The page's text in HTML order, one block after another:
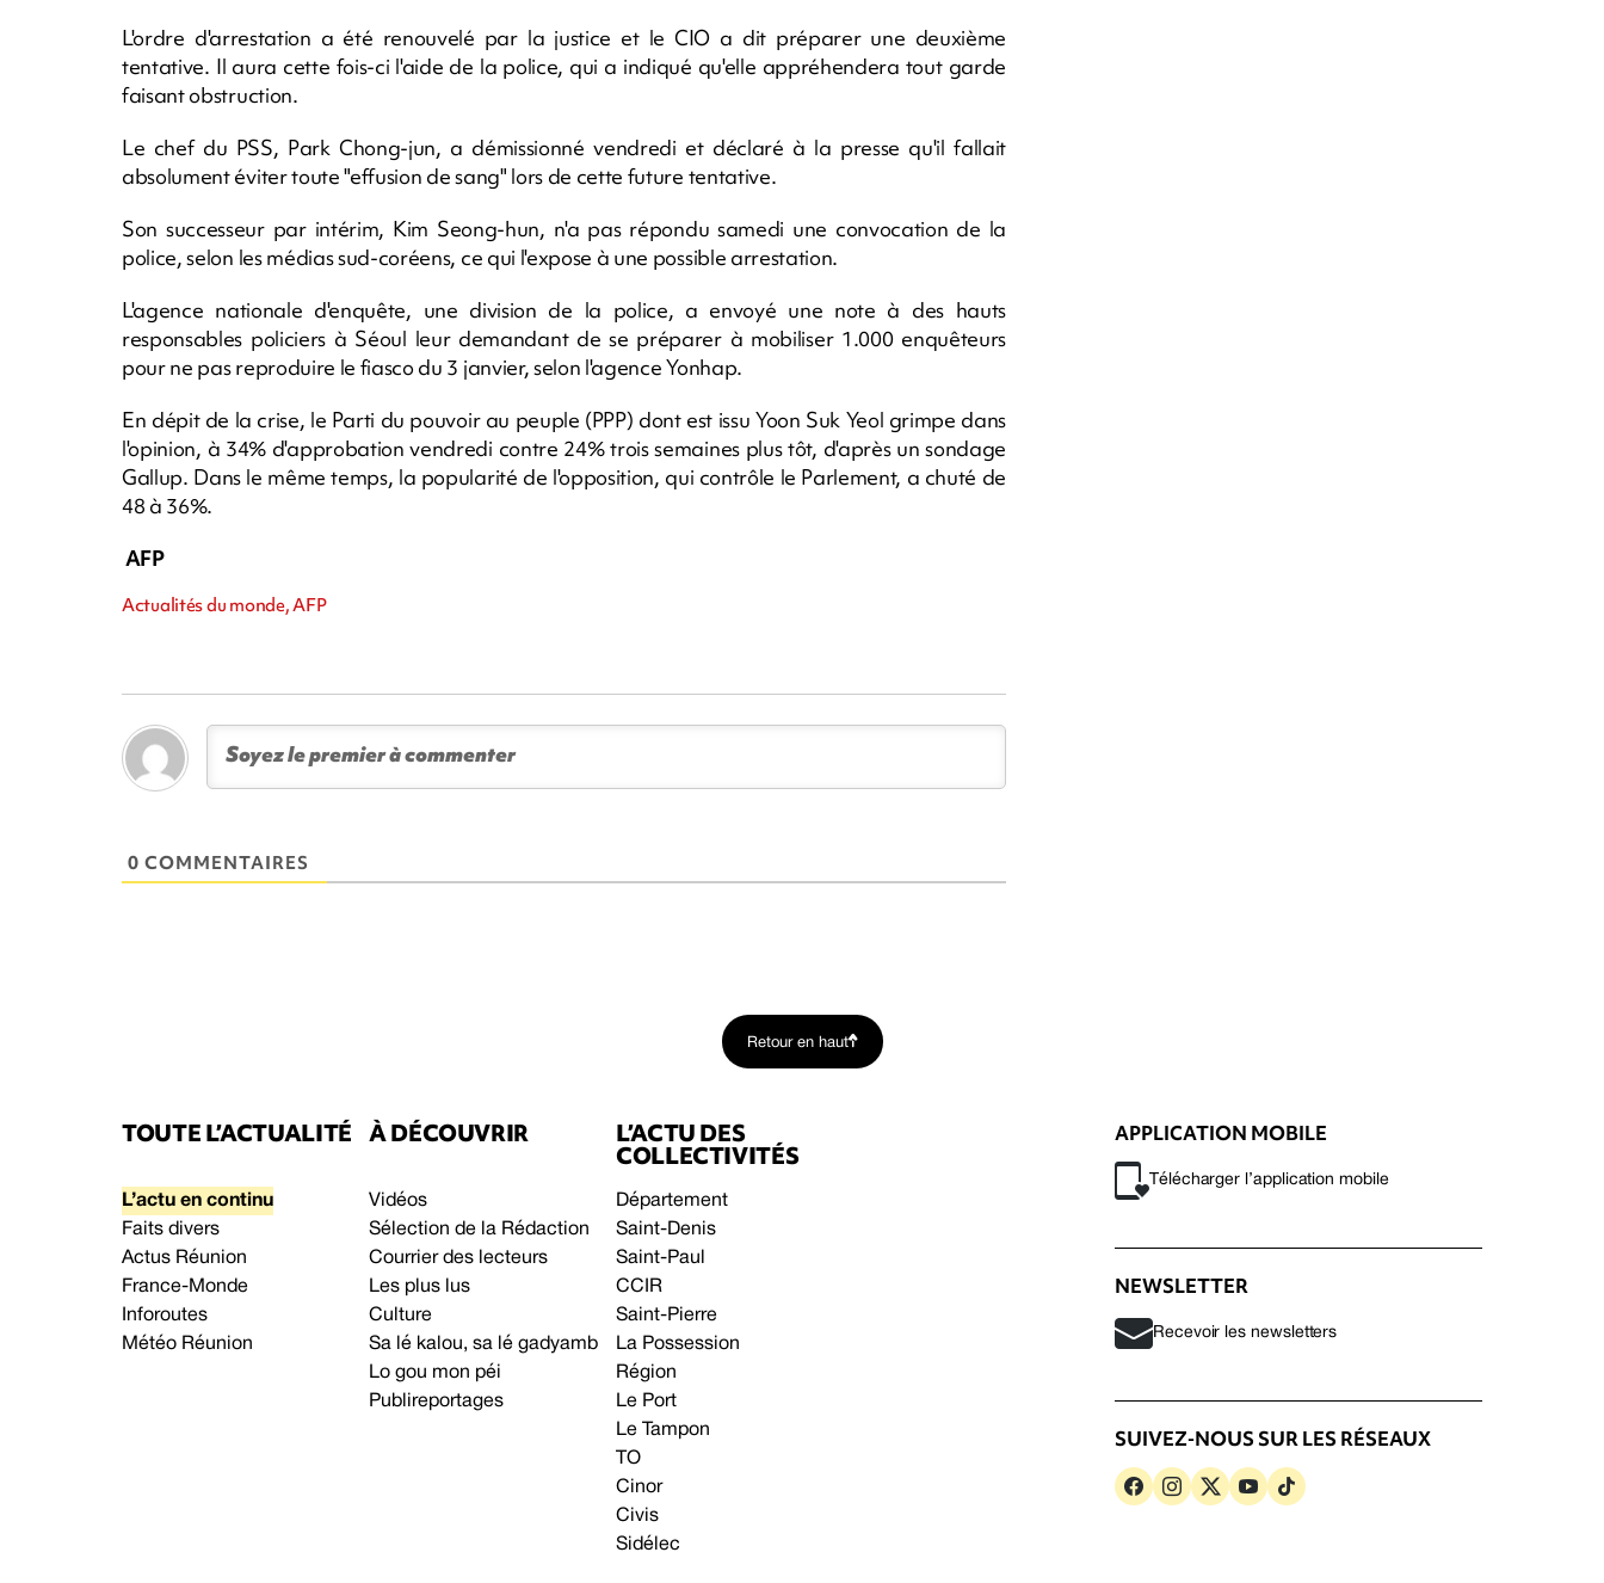
L'ordre d'arrestation a été renouvelé par la justice et le CIO a dit préparer une deuxième
tentative. Il aura cette fois-ci l'aide de la police, qui a indiqué qu'elle appréhendera tout garde
faisant obstruction.
Le chef du PSS, Park Chong-jun, a démissionné vendredi et déclaré à la presse qu'il fallait
absolument éviter toute "effusion de sang" lors de cette future tentative.
Son successeur par intérim, Kim Seong-hun, n'a pas répondu samedi une convocation de la
police, selon les médias sud-coréens, ce qui l'expose à une possible arrestation.
L'agence nationale d'enquête, une division de la police, a envoyé une note à des hauts
responsables policiers à Séoul leur demandant de se préparer à mobiliser 1.000 enquêteurs
pour ne pas reproduire le fiasco du 3 janvier, selon l'agence Yonhap.
En dépit de la crise, le Parti du pouvoir au peuple (PPP) dont est issu Yoon Suk Yeol grimpe dans
l'opinion, à 34% d'approbation vendredi contre 24% trois semaines plus tôt, d'après un sondage
Gallup. Dans le même temps, la popularité de l'opposition, qui contrôle le Parlement, a chuté de
48 à 36%.
AFP
Actualités du monde, AFP
0 COMMENTAIRES
Retour en haut
TOUTE L’ACTUALITÉ
L’actu en continu
Faits divers
Actus Réunion
France-Monde
Inforoutes
Météo Réunion
À DÉCOUVRIR
Vidéos
Sélection de la Rédaction
Courrier des lecteurs
Les plus lus
Culture
Sa lé kalou, sa lé gadyamb
Lo gou mon péi
Publireportages
L’ACTU DES
COLLECTIVITÉS
Département
Saint-Denis
Saint-Paul
CCIR
Saint-Pierre
La Possession
Région
Le Port
Le Tampon
TO
Cinor
Civis
Sidélec
APPLICATION MOBILE
Télécharger l’application mobile
NEWSLETTER
Recevoir les newsletters
SUIVEZ-NOUS SUR LES RÉSEAUX